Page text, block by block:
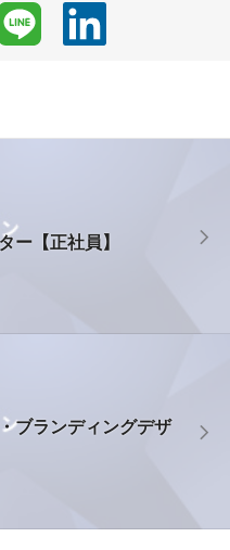
ー【正社員】
ブランディングデザ